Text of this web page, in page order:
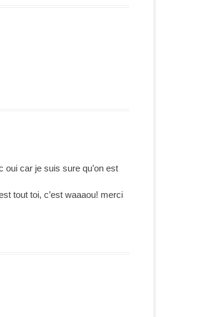
car je suis sure qu’on est
tout toi, c’est waaaou! merci